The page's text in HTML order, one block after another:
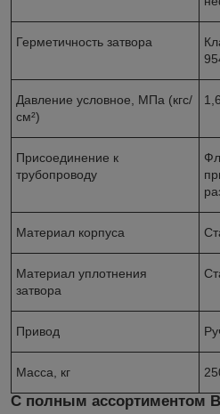
Герметичность затвора
Давление условное, МПа (кгс/
см²)
Присоединение к
трубопроводу
Материал корпуса
Материал уплотнения
затвора
Привод
Масса, кг
С полным ассортиментом